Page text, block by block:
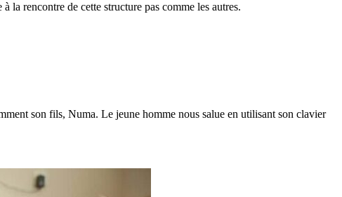
la rencontre de cette structure pas comme les autres.
son fils, Numa. Le jeune homme nous salue en utilisant son clavier